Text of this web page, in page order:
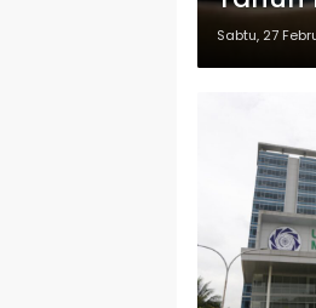
Sabtu, 27